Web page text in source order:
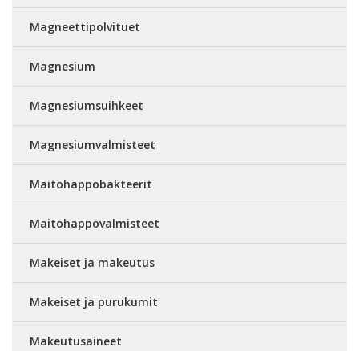
Magneettipolvituet
Magnesium
Magnesiumsuihkeet
Magnesiumvalmisteet
Maitohappobakteerit
Maitohappovalmisteet
Makeiset ja makeutus
Makeiset ja purukumit
Makeutusaineet